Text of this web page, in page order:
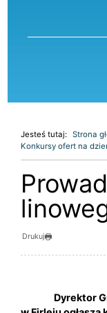
Jesteś tutaj: Strona
Konkursy ofert na
Drukuj
Dyrektor